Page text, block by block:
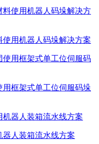
用机器人码垛解决方案
用框架式单工位伺服码垛
器人装箱流水线方案